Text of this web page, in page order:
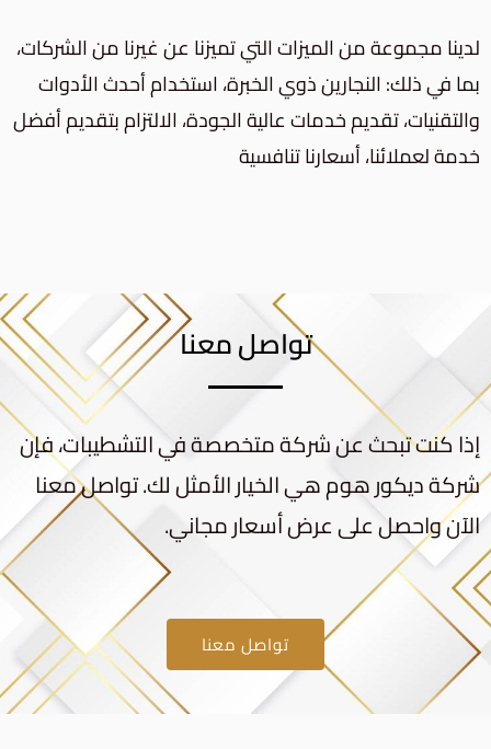
لدينا مجموعة من الميزات التي تميزنا عن غيرنا من الشركات،
بما في ذلك: النجارين ذوي الخبرة، استخدام أحدث الأدوات
والتقنيات، تقديم خدمات عالية الجودة، الالتزام بتقديم أفضل
خدمة لعملائنا، أسعارنا تنافسية
تواصل معنا
إذا كنت تبحث عن شركة متخصصة في التشطيبات، فإن
شركة ديكور هوم هي الخيار الأمثل لك. تواصل معنا
الآن واحصل على عرض أسعار مجاني.
تواصل معنا